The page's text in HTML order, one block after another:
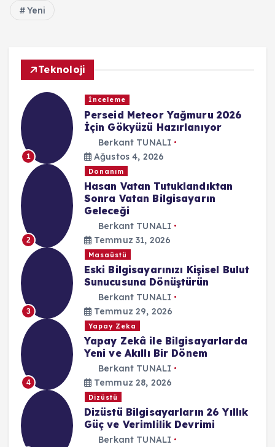
Yeni
Teknoloji
1
İnceleme
Perseid Meteor Yağmuru 2026
İçin Gökyüzü Hazırlanıyor
Berkant TUNALI
Ağustos 4, 2026
2
Donanım
Hasan Vatan Tutuklandıktan
Sonra Vatan Bilgisayarın
Geleceği
Berkant TUNALI
Temmuz 31, 2026
3
Masaüstü
Eski Bilgisayarınızı Kişisel Bulut
Sunucusuna Dönüştürün
Berkant TUNALI
Temmuz 29, 2026
4
Yapay Zeka
Yapay Zekâ ile Bilgisayarlarda
Yeni ve Akıllı Bir Dönem
Berkant TUNALI
Temmuz 28, 2026
Dizüstü
Dizüstü Bilgisayarların 26 Yıllık
Güç ve Verimlilik Devrimi
Berkant TUNALI